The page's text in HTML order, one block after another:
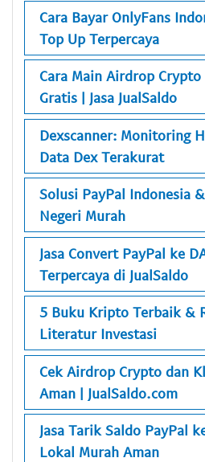
Cara Bayar OnlyFans
Top Up Terpercaya
Cara Main Airdrop
Gratis | Jasa JualSaldo
Dexscanner: Monitoring
Data Dex Terakurat
Solusi PayPal Indonesia
Negeri Murah
Jasa Convert PayPal ke
Terpercaya di JualSaldo
5 Buku Kripto Terbaik &
Literatur Investasi
Cek Airdrop Crypto dan
Aman | JualSaldo.com
Jasa Tarik Saldo PayPal
Lokal Murah Aman